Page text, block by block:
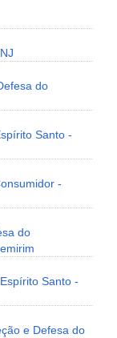
do
Santo -
-
do
Santo -
e Defesa do